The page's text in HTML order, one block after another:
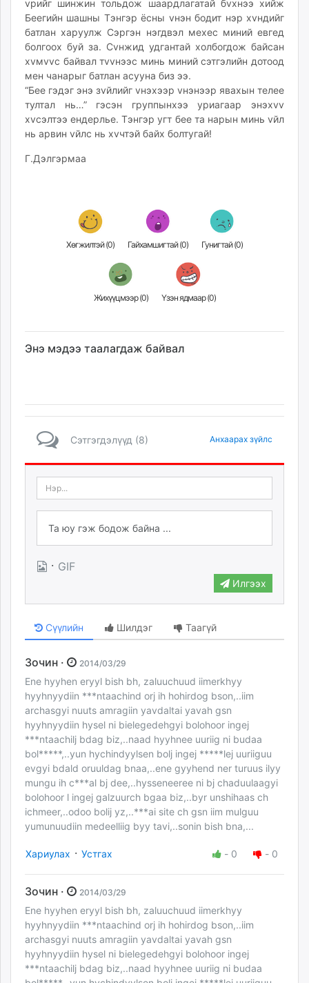
vрийг шинжин тольдож шаардлагатай бvхнээ хийж
Беегийн шашны Тэнгэр ёсны vнэн бодит нэр хvндийг
батлан харуулж Сэргэн нэгдвэл мехес миний евгед
болгоох буй за. Сvнжид удгантай холбогдож байсан
хvмvvс байвал тvvнээс минь миний сэтгэлийн дотоод
мен чанарыг батлан асууна биз ээ.
“Бее гэдэг энэ зvйлийг vнэхээр vнэнээр явахын телее
тултал нь…” гэсэн группынхээ уриагаар энэхvv
хvсэлтээ ендерлье. Тэнгэр угт бее та нарын минь vйл
нь арвин vйлс нь хvчтэй байх болтугай!
Г.Дэлгэрмаа
Хөгжилтэй (0) Гайхамшигтай (0) Гунигтай (0)
Жихүүцмээр (0) Үзэн ядмаар (0)
Энэ мэдээ таалагдаж байвал
Сэтгэгдэлүүд (8) Анхаарах зүйлс
· GIF
Илгээх
Сүүлийн Шилдэг Таагүй
Зочин · 2014/03/29
Ene hyyhen eryyl bish bh, zaluuchuud iimerkhyy
hyyhnyydiin ***ntaachind orj ih hohirdog bson,..iim
archasgyi nuuts amragiin yavdaltai yavah gsn
hyyhnyydiin hysel ni bielegedehgyi bolohoor ingej
***ntaachilj bdag biz,..naad hyyhnee uuriig ni budaa
bol*****,..yun hychindyylsen bolj ingej *****lej uuriiguu
evgyi bdald oruuldag bnaa,..ene gyyhend ner turuus ilyy
mungu ih c***al bj dee,..hysseneeree ni bj chaduulaagyi
bolohoor l ingej galzuurch bgaa biz,..byr unshihaas ch
ichmeer,..odoo bolij yz,..***ai site ch gsn iim mulguu
yumunuudiin medeelliig byy tavi,..sonin bish bna,...
Хариулах · Устгах - 0 - 0
Зочин · 2014/03/29
Ene hyyhen eryyl bish bh, zaluuchuud iimerkhyy
hyyhnyydiin ***ntaachind orj ih hohirdog bson,..iim
archasgyi nuuts amragiin yavdaltai yavah gsn
hyyhnyydiin hysel ni bielegedehgyi bolohoor ingej
***ntaachilj bdag biz,..naad hyyhnee uuriig ni budaa